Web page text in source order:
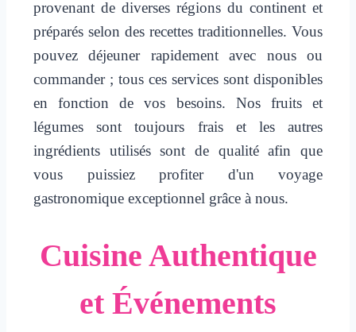
provenant de diverses régions du continent et
préparés selon des recettes traditionnelles. Vous
pouvez déjeuner rapidement avec nous ou
commander ; tous ces services sont disponibles
en fonction de vos besoins. Nos fruits et
légumes sont toujours frais et les autres
ingrédients utilisés sont de qualité afin que
vous puissiez profiter d'un voyage
gastronomique exceptionnel grâce à nous.
Cuisine Authentique
et Événements